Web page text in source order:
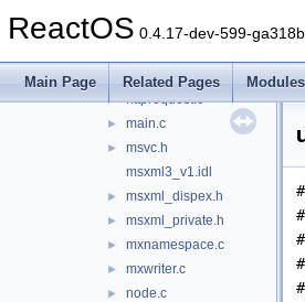
ReactOS 0.4.17-dev-599-
Main Page Related Pages Modules
► element.c
factory.c
► httprequest.c
► main.c
►
msvc.h
msxml3_v1.idl
► msxml_dispex.h
► msxml_private.h
► mxnamespace.c
► mxwriter.c
► node.c